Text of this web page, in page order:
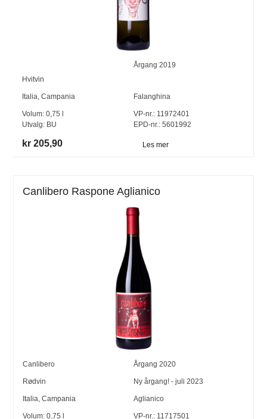
Årgang 2019
Hvitvin
Italia,Campania Falanghina
Volum:0,75 l
Utvalg: BU
VP-nr.:11972401
EPD-nr.: 5601992
kr 205,90 Les mer
Canlibero Raspone Aglianico
Canlibero Årgang 2020
Rødvin Ny årgang! - juli 2023
Italia,Campania Aglianico
Volum:0,75 l
VP-nr.: 11717501